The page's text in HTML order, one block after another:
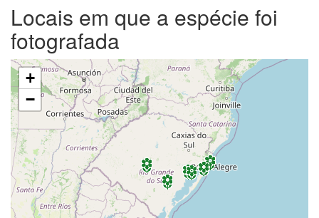
Locais em que a espécie foi
fotografada
+
−